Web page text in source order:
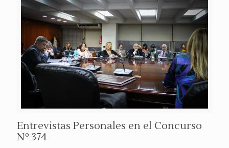
Entrevistas Personales en el Concurso
Nº 374